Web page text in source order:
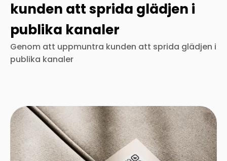
kunden att sprida glädjen i
publika kanaler
Genom att uppmuntra kunden att sprida glädjen i
publika kanaler